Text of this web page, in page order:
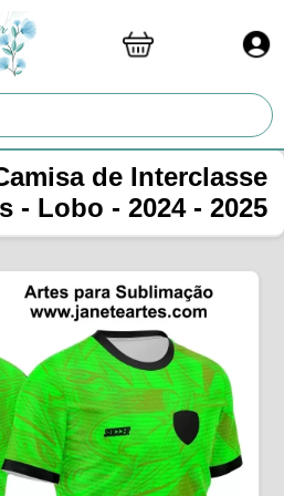
de Interclasse
- Lobo - 2024 - 2025